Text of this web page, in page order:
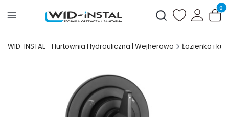
Otwórz
WID-INSTAL - Hurtownia Hydrauliczna | Wejherowo Łazienka i